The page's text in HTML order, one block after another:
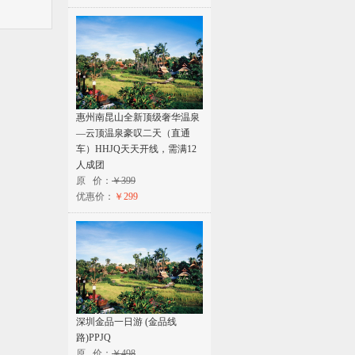
惠州南昆山全新顶级奢华温泉
—云顶温泉豪叹二天（直通
车）HHJQ天天开线，需满12
人成团
原 价： ￥399
优惠价： ￥299
深圳金品一日游 (金品线
路)PPJQ